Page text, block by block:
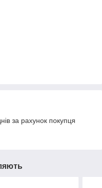
за рахунок покупця